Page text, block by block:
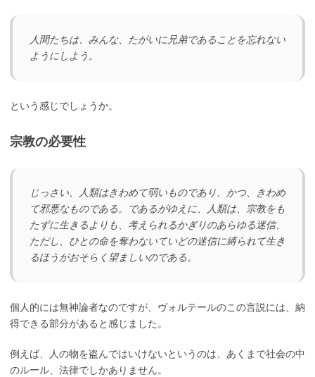
人間たちは、みんな、たがいに兄弟であることを忘れない
ようにしよう。
という感じでしょうか。
宗教の必要性
じっさい、人類はきわめて弱いものであり、かつ、きわめ
て邪悪なものである。であるがゆえに、人類は、宗教をも
たずに生きるよりも、考えられるかぎりのあらゆる迷信、
ただし、ひとの命を奪わないていどの迷信に縛られて生き
るほうがおそらく望ましいのである。
個人的には無神論者なのですが、ヴォルテールのこの言説には、納
得できる部分があると感じました。
例えば、人の物を盗んではいけないというのは、あくまで社会の中
のルール、法律でしかありません。